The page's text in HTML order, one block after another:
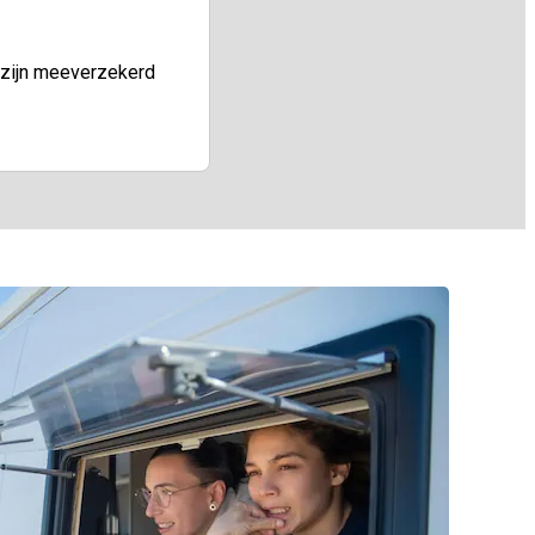
meeverzekerd
volledigheid,
is niet verantwoordelijk
verstrekt door de chatbot.
advies te zoeken, indien
uit of verband houdt met het